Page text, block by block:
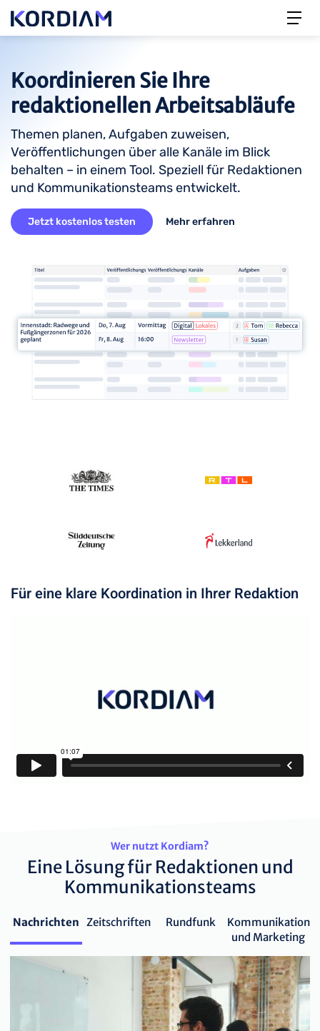
Koordinieren Sie Ihre
redaktionellen Arbeitsabläufe
Themen planen, Aufgaben zuweisen,
Veröffentlichungen über alle Kanäle im Blick
behalten – in einem Tool. Speziell für Redaktionen
und Kommunikationsteams entwickelt.
Jetzt kostenlos testen Mehr erfahren
Für eine klare Koordination in Ihrer Redaktion
Wer nutzt Kordiam?
Eine Lösung für Redaktionen und
Kommunikationsteams
Nachrichten Zeitschriften Rundfunk
Kommunikation
und Marketing